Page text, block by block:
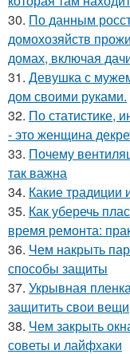
30. По данным
домохозяйств
домах, включая
31. Девушка с
дом своими руками.
32. По статистике,
- это женщина
33. Почему
так важна
34. Какие традиции
35. Как уберечь
время ремонта:
36. Чем накрыть
способы защиты
37. Укрывная
защитить свои вещи
38. Чем закрыть
советы и лайфхаки